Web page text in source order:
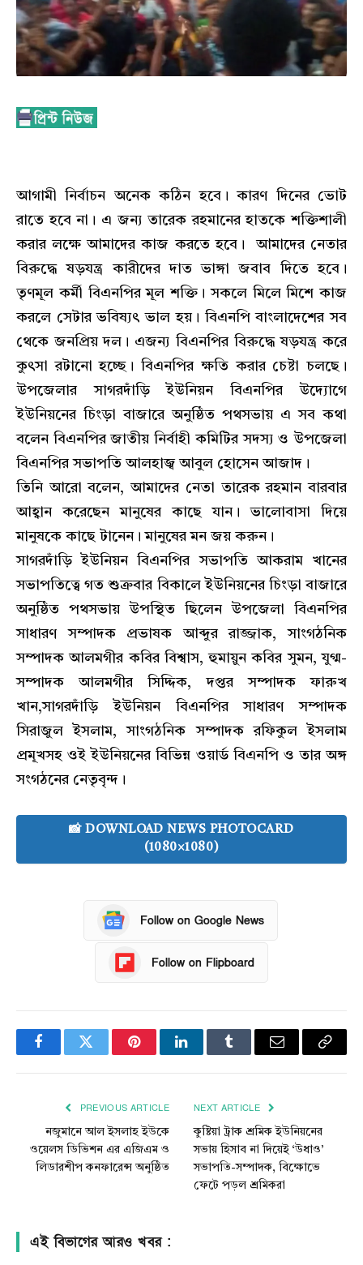
আগামী নির্বাচন অনেক কঠিন হবে। কারণ দিনের ভোট
রাতে হবে না। এ জন্য তারেক রহমানের হাতকে শক্তিশালী
করার লক্ষে আমাদের কাজ করতে হবে। আমাদের নেতার
বিরুদ্ধে ষড়যন্ত্র কারীদের দাত ভাঙ্গা জবাব দিতে হবে।
তৃণমূল কর্মী বিএনপির মূল শক্তি। সকলে মিলে মিশে কাজ
করলে সেটার ভবিষ্যৎ ভাল হয়। বিএনপি বাংলাদেশের সব
থেকে জনপ্রিয় দল। এজন্য বিএনপির বিরুদ্ধে ষড়যন্ত্র করে
কুৎসা রটানো হচ্ছে। বিএনপির ক্ষতি করার চেষ্টা চলছে।
উপজেলার সাগরদাঁড়ি ইউনিয়ন বিএনপির উদ্যোগে
ইউনিয়নের চিংড়া বাজারে অনুষ্ঠিত পথসভায় এ সব কথা
বলেন বিএনপির জাতীয় নির্বাহী কমিটির সদস্য ও উপজেলা
বিএনপির সভাপতি আলহাজ্ব আবুল হোসেন আজাদ।
তিনি আরো বলেন, আমাদের নেতা তারেক রহমান বারবার
আহ্বান করেছেন মানুষের কাছে যান। ভালোবাসা দিয়ে
মানুষকে কাছে টানেন। মানুষের মন জয় করুন।
সাগরদাঁড়ি ইউনিয়ন বিএনপির সভাপতি আকরাম খানের
সভাপতিত্বে গত শুক্রবার বিকালে ইউনিয়নের চিংড়া বাজারে
অনুষ্ঠিত পথসভায় উপস্থিত ছিলেন উপজেলা বিএনপির
সাধারণ সম্পাদক প্রভাষক আব্দুর রাজ্জাক, সাংগঠনিক
সম্পাদক আলমগীর কবির বিশ্বাস, হুমায়ুন কবির সুমন, যুগ্ম-
সম্পাদক আলমগীর সিদ্দিক, দপ্তর সম্পাদক ফারুখ
খান,সাগরদাঁড়ি ইউনিয়ন বিএনপির সাধারণ সম্পাদক
সিরাজুল ইসলাম, সাংগঠনিক সম্পাদক রফিকুল ইসলাম
প্রমূখসহ ওই ইউনিয়নের বিভিন্ন ওয়ার্ড বিএনপি ও তার অঙ্গ
সংগঠনের নেতৃবৃন্দ।
📸 DOWNLOAD NEWS PHOTOCARD
(1080×1080)
Follow on Google News
Follow on Flipboard
FacebookTwitter PinterestLinkedInTumblr Email
Copy
PREVIOUS ARTICLE
নজুমানে আল ইসলাহ ইউকে
ওয়েলস ডিভিশন এর এজিএম ও
লিডারশীপ কনফারেন্স অনুষ্ঠিত
NEXT ARTICLE
কুষ্টিয়া ট্রাক শ্রমিক ইউনিয়নের
সভায় হিসাব না দিয়েই ‘উধাও’
সভাপতি-সম্পাদক, বিক্ষোভে
ফেটে পড়ল শ্রমিকরা
এই বিভাগের আরও খবর :